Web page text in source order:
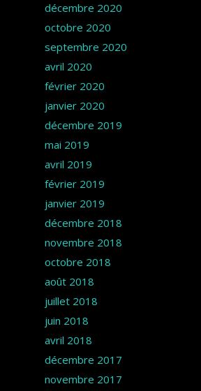
décembre 2020
octobre 2020
septembre 2020
avril 2020
février 2020
janvier 2020
décembre 2019
mai 2019
avril 2019
février 2019
janvier 2019
décembre 2018
novembre 2018
octobre 2018
août 2018
juillet 2018
juin 2018
avril 2018
décembre 2017
novembre 2017